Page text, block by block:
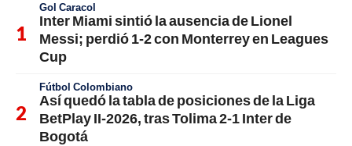
Gol Caracol
Inter Miami sintió la ausencia de Lionel
Messi; perdió 1-2 con Monterrey en Leagues
Cup
Fútbol Colombiano
Así quedó la tabla de posiciones de la Liga
BetPlay II-2026, tras Tolima 2-1 Inter de
Bogotá